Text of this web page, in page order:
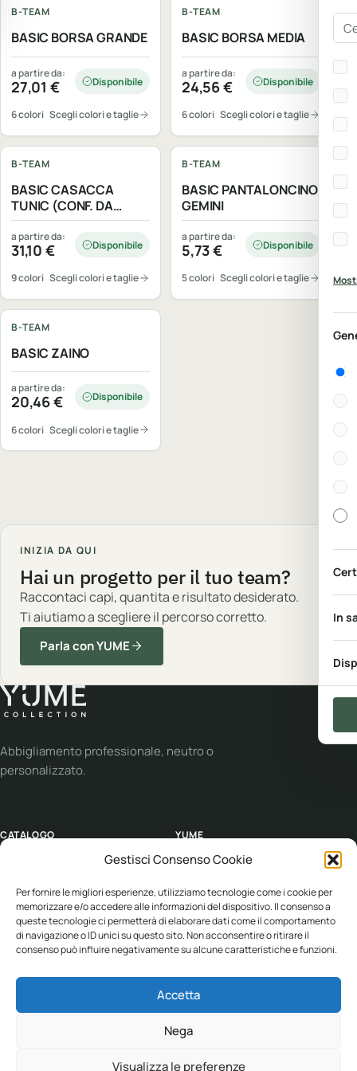
Gestisci Consenso Cookie
Per fornire le migliori esperienze, utilizziamo tecnologie come i cookie per
memorizzare e/o accedere alle informazioni del dispositivo. Il consenso a
queste tecnologie ci permetterà di elaborare dati come il comportamento
di navigazione o ID unici su questo sito. Non acconsentire o ritirare il
consenso può influire negativamente su alcune caratteristiche e funzioni.
Accetta
Nega
Visualizza le preferenze
In
B-TEAM
BASIC BORSA GRANDE
a partire da:
27,01 € Disponibile
6 colori Scegli colori e taglie
B-TEAM
BASIC BORSA MEDIA
a partire da:
24,56€ Disponibile
6 colori Scegli colori e taglie
B-TEAM
BASIC CASACCA
TUNIC (CONF. DA
10PZ)
a partire da:
31,10 € Disponibile
9 colori Scegli colori e taglie
B-TEAM
BASIC PANTALONCINO
GEMINI
a partire da:
5,73€ Disponibile
5 colori Scegli colori e taglie
B-TEAM
BASIC ZAINO
a partire da:
20,46€ Disponibile
6 colori Scegli colori e taglie
INIZIA DA QUI
Hai un progetto per il tuo team?
Raccontaci capi, quantita e risultato desiderato.
Ti aiutiamo a scegliere il percorso corretto.
Parla con YUME
Abbigliamento professionale, neutro o
personalizzato.
CATALOGO
Workwear
Sport
Eco collection
YUME
Personalizzazione
Soluzioni
Supporto
Condizioni di vendita